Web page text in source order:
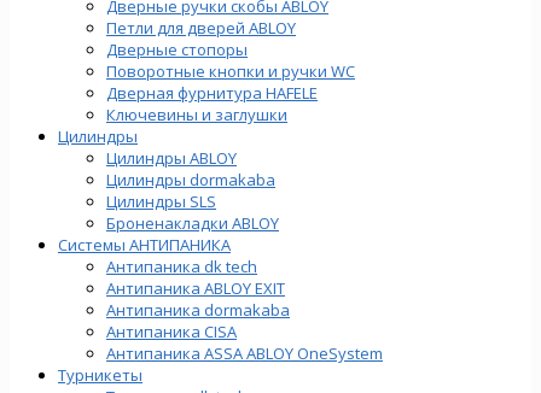
Дверные ручки скобы ABLOY
Петли для дверей ABLOY
Дверные стопоры
Поворотные кнопки и ручки WC
Дверная фурнитура HAFELE
Ключевины и заглушки
Цилиндры
Цилиндры ABLOY
Цилиндры dormakaba
Цилиндры SLS
Броненакладки ABLOY
Системы АНТИПАНИКА
Антипаника dk tech
Антипаника ABLOY EXIT
Антипаника dormakaba
Антипаника СISA
Антипаника ASSA ABLOY OneSystem
Турникеты